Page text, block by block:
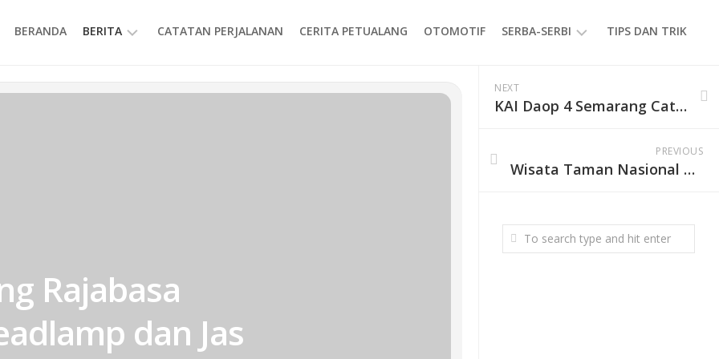
BERANDA BERITA CATATAN PERJALANAN CERITA PETUALANG OTOMOTIF SERBA-SERBI
EVENT
GAYA
TIPS DAN TRIK
Rajabasa
dan Jas
NEXT
KAI Daop 4 Semarang Catat 172 Barang Penumpang Tertinggal Selama Libur Nataru 2025/2026
PREVIOUS
Wisata Taman Nasional Komodo Ditutup Sementara Akibat Cuaca Ekstrem